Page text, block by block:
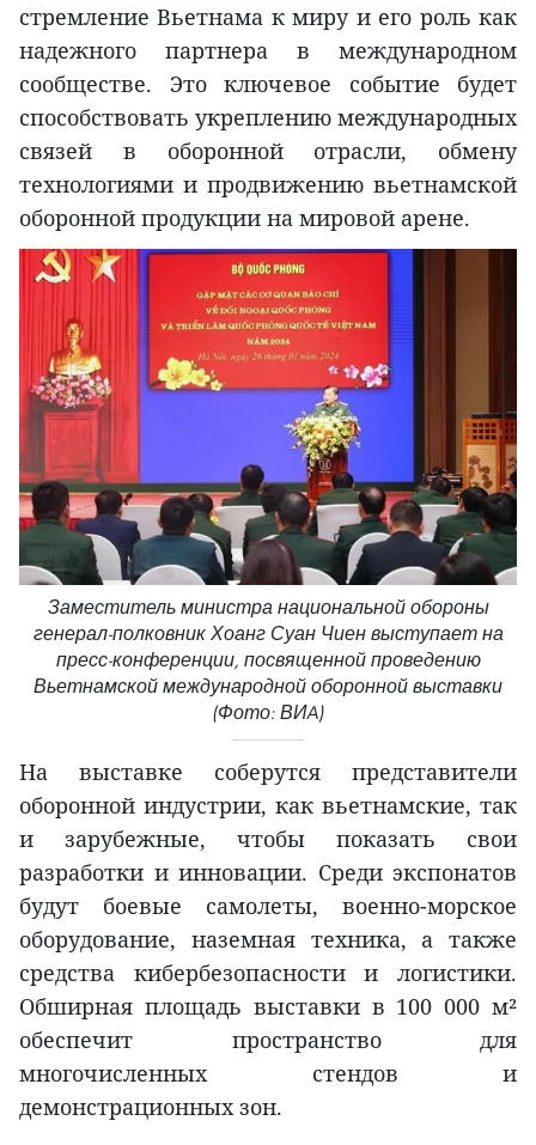
стремление Вьетнама к миру и его роль как
надежного партнера в международном
сообществе. Это ключевое событие будет
способствовать укреплению международных
связей в оборонной отрасли, обмену
технологиями и продвижению вьетнамской
оборонной продукции на мировой арене.
Заместитель министра национальной обороны
генерал-полковник Хоанг Суан Чиен выступает на
пресс-конференции, посвященной проведению
Вьетнамской международной оборонной выставки
(Фото: ВИA)
На выставке соберутся представители
оборонной индустрии, как вьетнамские, так
и зарубежные, чтобы показать свои
разработки и инновации. Среди экспонатов
будут боевые самолеты, военно-морское
оборудование, наземная техника, а также
средства кибербезопасности и логистики.
Обширная площадь выставки в 100 000 м²
обеспечит пространство для
многочисленных стендов и
демонстрационных зон.